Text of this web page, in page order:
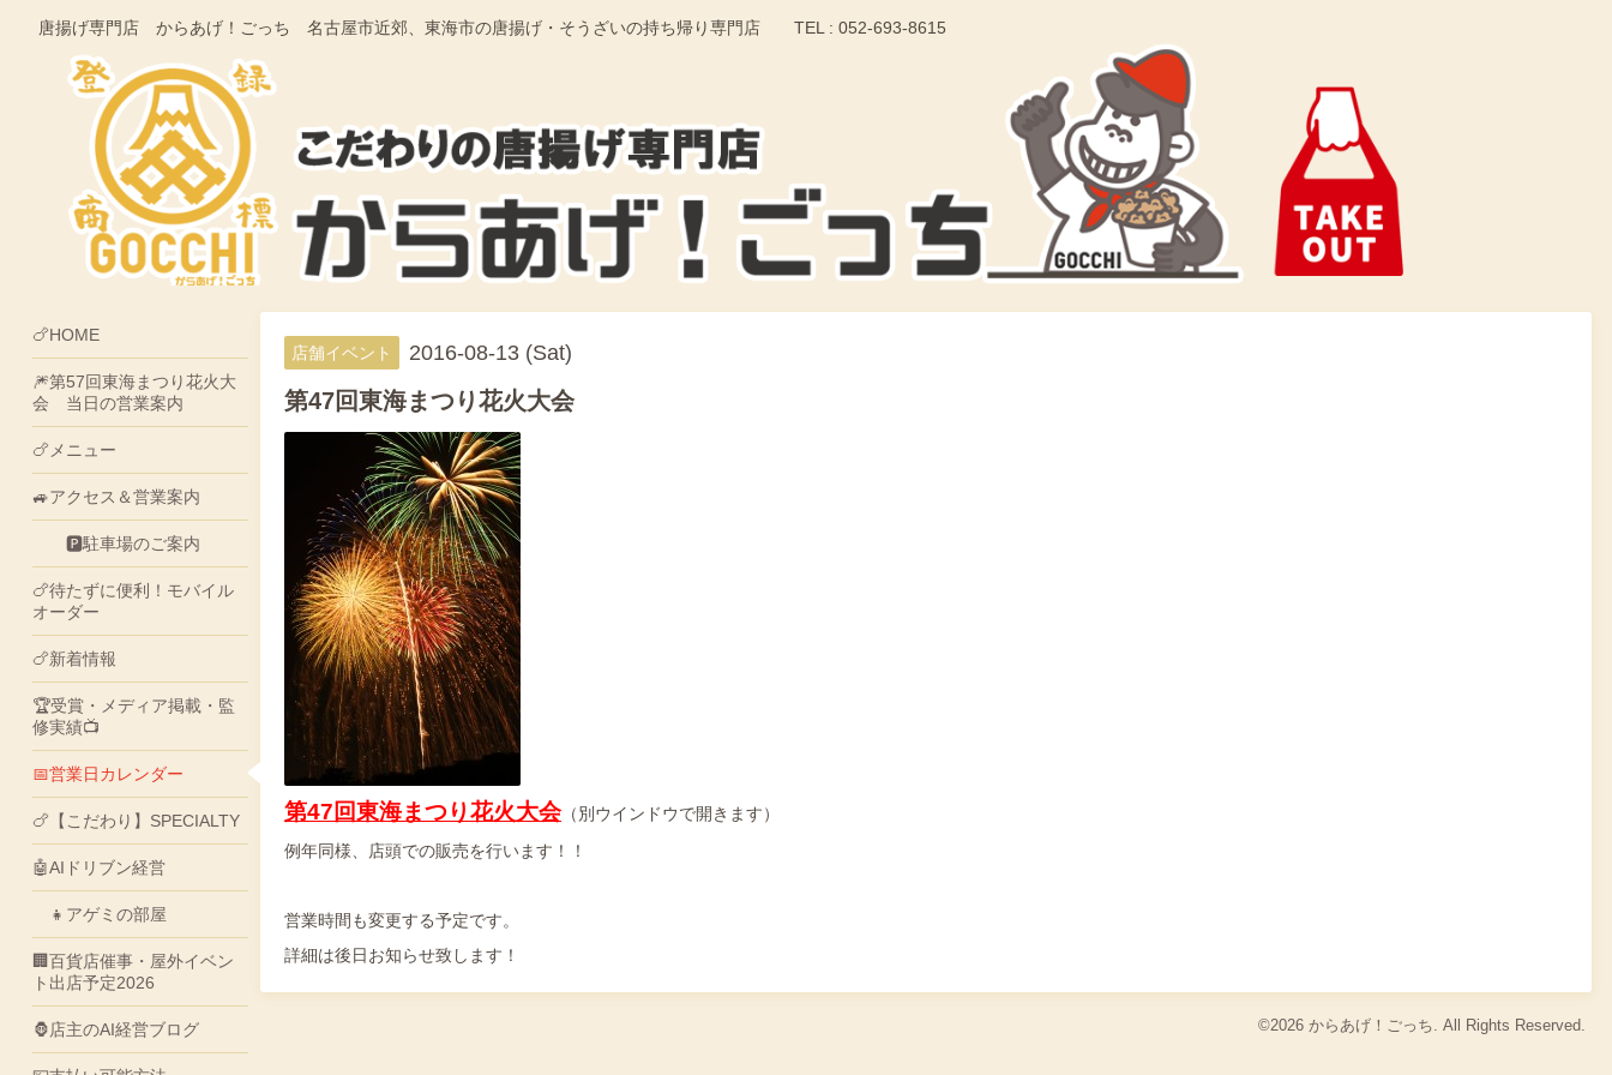
唐揚げ専門店 からあげ！ごっち 名古屋市近郊、東海市の唐揚げ・そうざいの持ち帰り専門店 TEL : 052-693-8615
店舗イベント 2016-08-13 (Sat)
第47回東海まつり花火大会
第47回東海まつり花火大会（別ウインドウで開きます）
例年同様、店頭での販売を行います！！
営業時間も変更する予定です。
詳細は後日お知らせ致します！
©2026 からあげ！ごっち. All Rights Reserved.
🍗HOME
🎆第57回東海まつり花火大
会 当日の営業案内
🍗メニュー
🚙アクセス＆営業案内
🅿駐車場のご案内
🍗待たずに便利！モバイル
オーダー
🍗新着情報
🏆受賞・メディア掲載・監
修実績📺
📅営業日カレンダー
🍗【こだわり】SPECIALTY
🤖AIドリブン経営
👧アゲミの部屋
🏢百貨店催事・屋外イベン
ト出店予定2026
🦍店主のAI経営ブログ